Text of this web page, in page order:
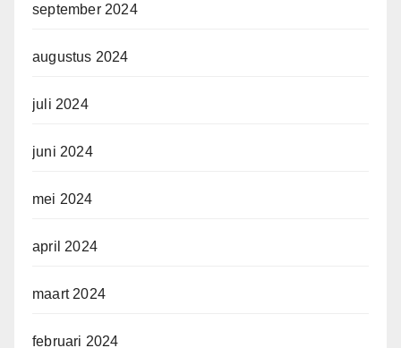
september 2024
augustus 2024
juli 2024
juni 2024
mei 2024
april 2024
maart 2024
februari 2024